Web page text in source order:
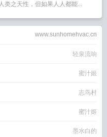
类之天性，但如果人人都能...
www.sunhomehvac.cn
轻泉流响
蜜汁姬
志鸟村
蜜汁姬
墨水白的